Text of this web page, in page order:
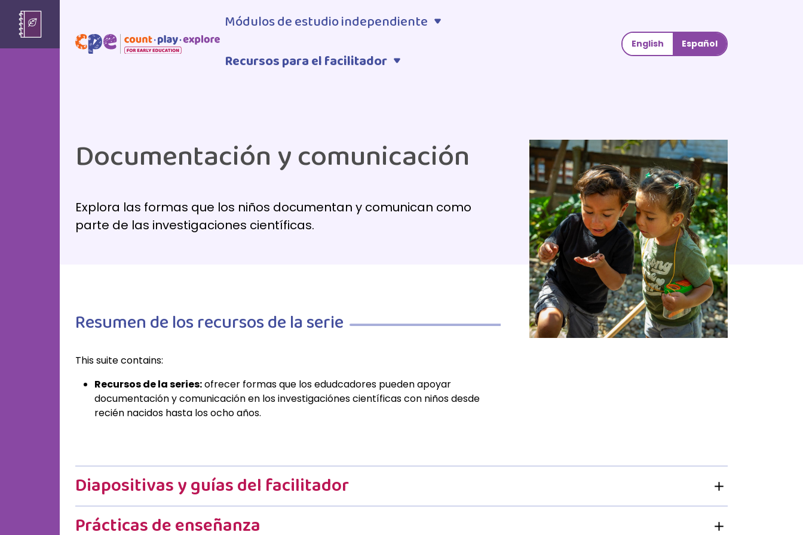
Módulos de estudio independiente
Recursos para el facilitador
English Español
Documentación y comunicación
Explora las formas que los niños documentan y comunican como
parte de las investigaciones científicas.
Resumen de los recursos de la serie
This suite contains:
Recursos de la series:ofrecer formas que los edudcadores pueden apoyar
documentación y comunicación en los investigaciónes científicas con niños desde
recién nacidos hasta los ocho años.
Diapositivas y guías del facilitador
Prácticas de enseñanza